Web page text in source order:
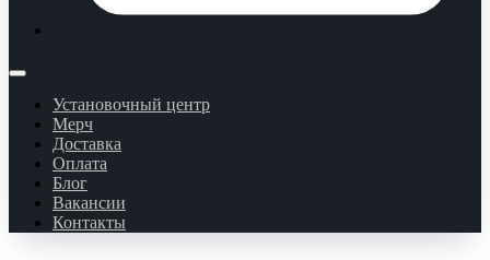
Установочный центр
Мерч
Доставка
Оплата
Блог
Вакансии
Контакты